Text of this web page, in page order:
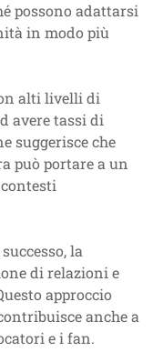
possono adattarsi
in modo più
alti livelli di
avere tassi di
suggerisce che
può portare a un
la
di relazioni e
approccio
anche a
e i fan.